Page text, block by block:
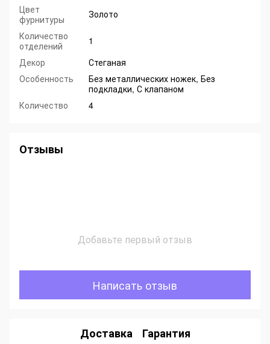
Цвет
фурнитуры
Золото
Количество
отделений
1
Декор
Стеганая
Особенность
Без металлических ножек, Без
подкладки, С клапаном
Количество
4
Отзывы
Добавьте первый отзыв
Написать отзыв
Доставка Гарантия